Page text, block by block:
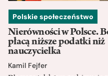
Polskie społeczeństwo
Nierówności w Polsce.
płacą niższe podatki niż
nauczycielka
Kamil Fejfer